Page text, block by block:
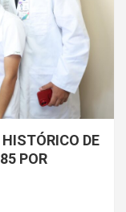
DE
POR